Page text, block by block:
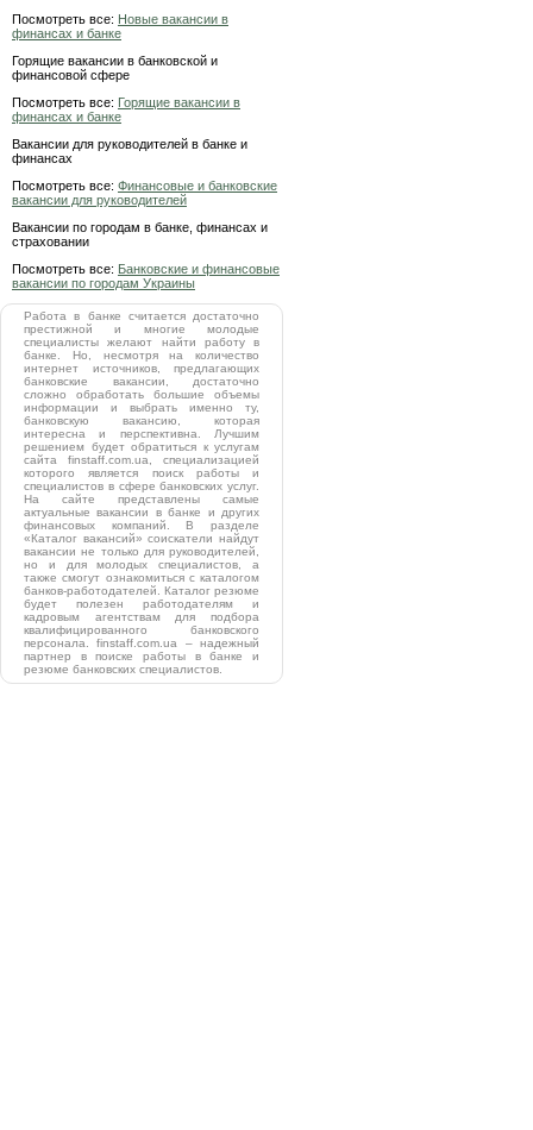
Посмотреть все: Новые вакансии в
финансах и банке
Горящие вакансии в банковской и
финансовой сфере
Посмотреть все: Горящие вакансии в
финансах и банке
Вакансии для руководителей в банке и
финансах
Посмотреть все: Финансовые и банковские
вакансии для руководителей
Вакансии по городам в банке, финансах и
страховании
Посмотреть все: Банковские и финансовые
вакансии по городам Украины
Работа в банке считается достаточно
престижной и многие молодые
специалисты желают найти работу в
банке. Но, несмотря на количество
интернет источников, предлагающих
банковские вакансии, достаточно
сложно обработать большие объемы
информации и выбрать именно ту,
банковскую вакансию, которая
интересна и перспективна. Лучшим
решением будет обратиться к услугам
сайта finstaff.com.ua, специализацией
которого является поиск работы и
специалистов в сфере банковских услуг.
На сайте представлены самые
актуальные вакансии в банке и других
финансовых компаний. В разделе
«Каталог вакансий» соискатели найдут
вакансии не только для руководителей,
но и для молодых специалистов, а
также смогут ознакомиться с каталогом
банков-работодателей. Каталог резюме
будет полезен работодателям и
кадровым агентствам для подбора
квалифицированного банковского
персонала. finstaff.com.ua – надежный
партнер в поиске работы в банке и
резюме банковских специалистов.